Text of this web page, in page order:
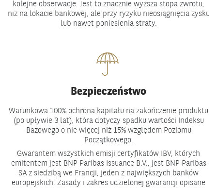
kolejne obserwacje. Jest to znacznie wyższa stopa zwrotu,
niż na lokacie bankowej, ale przy ryzyku nieosiągnięcia zysku
lub nawet poniesienia straty.
Bezpieczeństwo
Warunkowa 100% ochrona kapitału na zakończenie produktu
(po upływie 3 lat), która dotyczy spadku wartości Indeksu
Bazowego o nie więcej niż 15% względem Poziomu
Początkowego.
Gwarantem wszystkich emisji certyfikatów IBV, których
emitentem jest BNP Paribas Issuance B.V., jest BNP Paribas
SA z siedzibą we Francji, jeden z największych banków
europejskich. Zasady i zakres udzielonej gwarancji opisane